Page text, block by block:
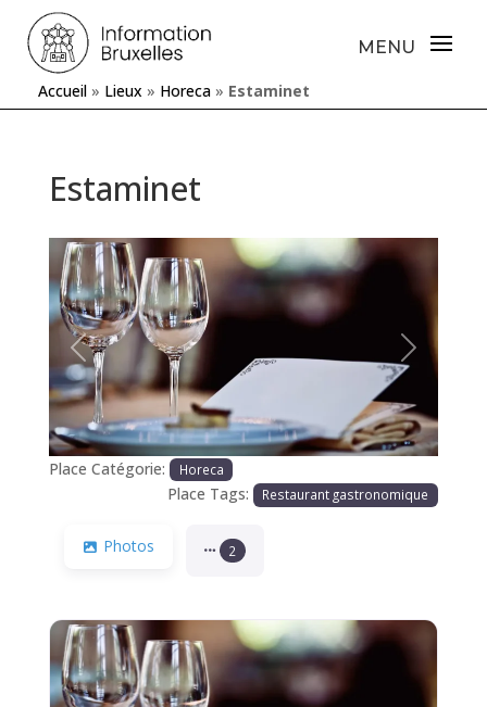
Accueil » Lieux » Horeca » Estaminet
Estaminet
Précédente Prochaine
Place Catégorie: Horeca
Place Tags: Restaurant gastronomique
Photos 2